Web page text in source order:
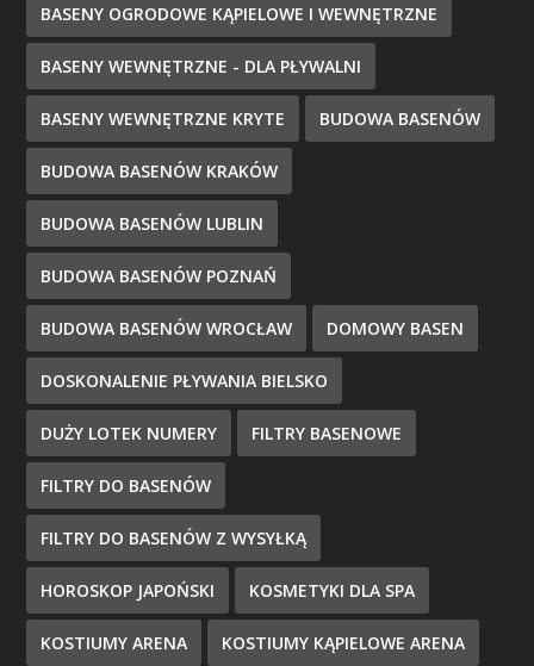
BASENY OGRODOWE KĄPIELOWE I WEWNĘTRZNE
BASENY WEWNĘTRZNE - DLA PŁYWALNI
BASENY WEWNĘTRZNE KRYTE BUDOWA BASENÓW
BUDOWA BASENÓW KRAKÓW
BUDOWA BASENÓW LUBLIN
BUDOWA BASENÓW POZNAŃ
BUDOWA BASENÓW WROCŁAW DOMOWY BASEN
DOSKONALENIE PŁYWANIA BIELSKO
DUŻY LOTEK NUMERY FILTRY BASENOWE
FILTRY DO BASENÓW
FILTRY DO BASENÓW Z WYSYŁKĄ
HOROSKOP JAPOŃSKI KOSMETYKI DLA SPA
KOSTIUMY ARENA KOSTIUMY KĄPIELOWE ARENA